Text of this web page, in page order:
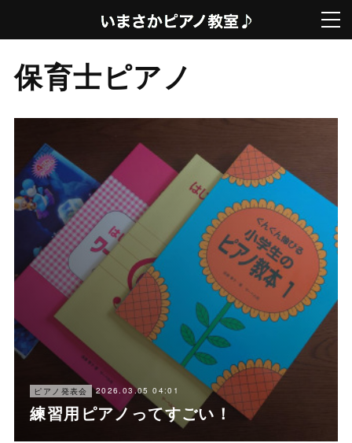
保育士ピアノ
ピアノ発表会 2026.03.05 04:01
練習用ピアノってすごい！